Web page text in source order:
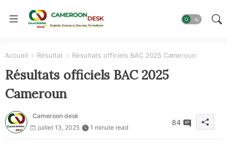
Accueil Résultat Résultats officiels BAC 2025 Cameroun
Résultats officiels BAC 2025
Cameroun
Cameroon desk
juillet 13, 2025
1 minute read
84